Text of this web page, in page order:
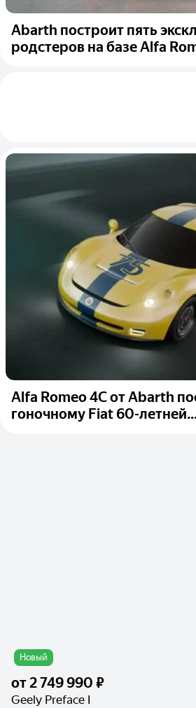
Abarth построит пять
родстеров на базе Alfa
Alfa Romeo 4C от Abarth
гоночному Fiat 60-
Новый
от2 749 990 ₽
Geely Preface I